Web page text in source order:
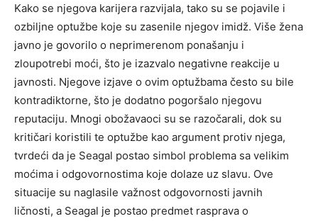
Kako se njegova karijera razvijala, tako su se pojavile i
ozbiljne optužbe koje su zasenile njegov imidž. Više žena
javno je govorilo o neprimerenom ponašanju i
zloupotrebi moći, što je izazvalo negativne reakcije u
javnosti. Njegove izjave o ovim optužbama često su bile
kontradiktorne, što je dodatno pogoršalo njegovu
reputaciju. Mnogi obožavaoci su se razočarali, dok su
kritičari koristili te optužbe kao argument protiv njega,
tvrdeći da je Seagal postao simbol problema sa velikim
moćima i odgovornostima koje dolaze uz slavu. Ove
situacije su naglasile važnost odgovornosti javnih
ličnosti, a Seagal je postao predmet rasprava o